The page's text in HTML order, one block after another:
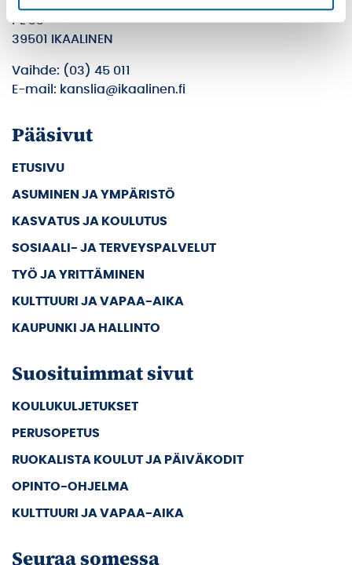
PL 33
39501 IKAALINEN
Vaihde: (03) 45 011
E-mail: kanslia@ikaalinen.fi
Pääsivut
ETUSIVU
ASUMINEN JA YMPÄRISTÖ
KASVATUS JA KOULUTUS
SOSIAALI- JA TERVEYSPALVELUT
TYÖ JA YRITTÄMINEN
KULTTUURI JA VAPAA-AIKA
KAUPUNKI JA HALLINTO
Suosituimmat sivut
KOULUKULJETUKSET
PERUSOPETUS
RUOKALISTA KOULUT JA PÄIVÄKODIT
OPINTO-OHJELMA
KULTTUURI JA VAPAA-AIKA
Seuraa somessa